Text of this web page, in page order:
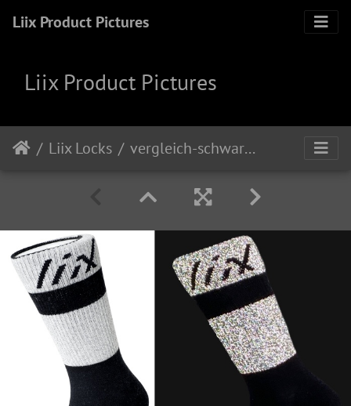
Liix Product Pictures
Liix Product Pictures
Liix Locks vergleich-schwarz neu